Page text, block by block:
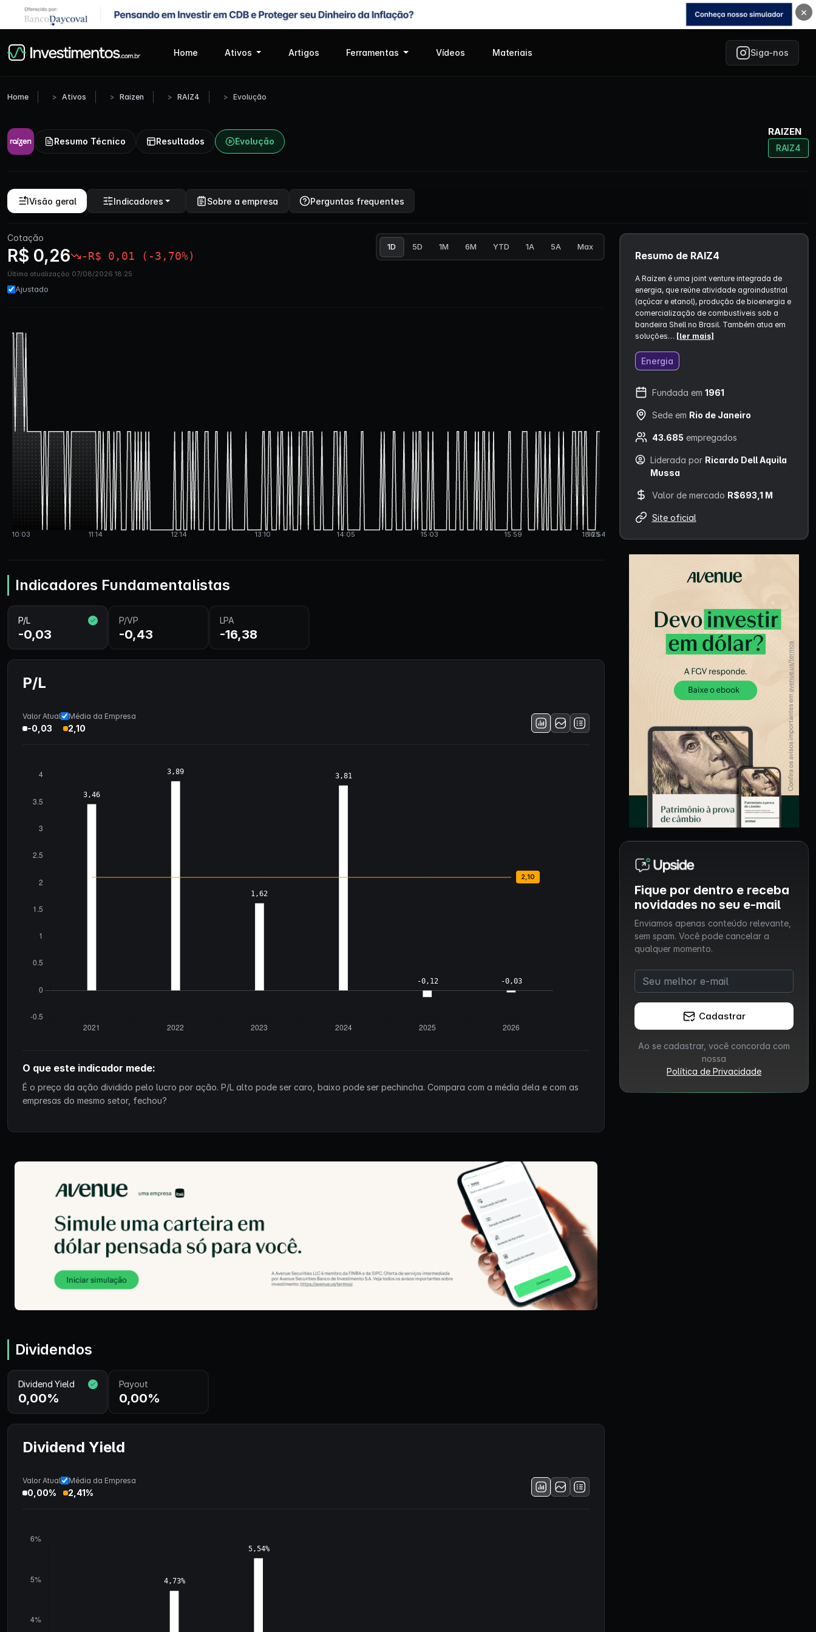
×
Home Ativos Artigos Ferramentas Vídeos Materiais Siga-nos
Home Ativos Raizen RAIZ4 Evolução
Resumo Técnico Resultados Evolução
RAIZEN
RAIZ4
Visão geral Indicadores Sobre a empresa Perguntas frequentes
Cotação
R$ 0,26 -R$ 0,01 (-3,70%)
Última atualização 07/08/2026 18:25
Ajustado
1D 5D 1M 6M YTD 1A 5A Max
Indicadores Fundamentalistas
P/L
-0,03
P/VP
-0,43
LPA
-16,38
P/L
Valor Atual
-0,03
Média da Empresa
2,10
O que este indicador mede:
É o preço da ação dividido pelo lucro por ação. P/L alto pode ser caro, baixo pode ser pechincha. Compara com a média dela e com as
empresas do mesmo setor, fechou?
Dividendos
Dividend Yield
0,00%
Payout
0,00%
Dividend Yield
Valor Atual
0,00%
Média da Empresa
2,41%
Resumo de RAIZ4
A Raízen é uma joint venture integrada de
energia, que reúne atividade agroindustrial
(açúcar e etanol), produção de bioenergia e
comercialização de combustíveis sob a
bandeira Shell no Brasil. Também atua em
soluções… [ler mais]
Energia
Fundada em 1961
Sede em Rio de Janeiro
43.685 empregados
Liderada por Ricardo Dell Aquila
Mussa
Valor de mercado R$693,1 M
Site oficial
Fique por dentro e receba
novidades no seu e-mail
Enviamos apenas conteúdo relevante,
sem spam. Você pode cancelar a
qualquer momento.
Cadastrar
Ao se cadastrar, você concorda com
nossa
Política de Privacidade